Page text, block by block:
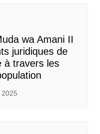
wa Amani II
juridiques de
à travers les
2025